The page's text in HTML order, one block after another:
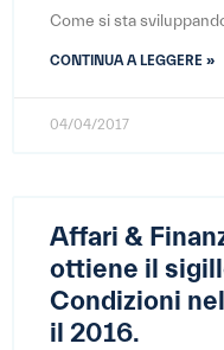
Come si sta
CONTINUA A LEGGERE »
04/04/2017
Affari &
ottiene il
Condizioni
il 2016.